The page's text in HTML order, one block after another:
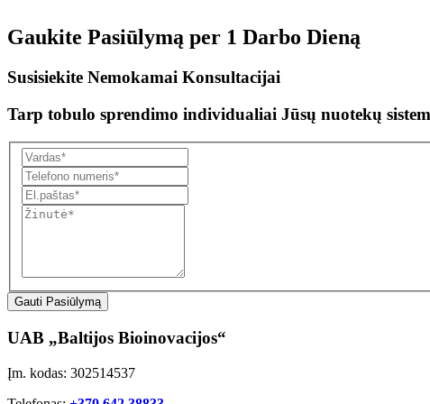
Gaukite Pasiūlymą per 1 Darbo Dieną
Susisiekite Nemokamai Konsultacijai
Tarp tobulo sprendimo individualiai Jūsų nuotekų
Gauti Pasiūlymą
UAB „Baltijos Bioinovacijos“
Įm. kodas: 302514537